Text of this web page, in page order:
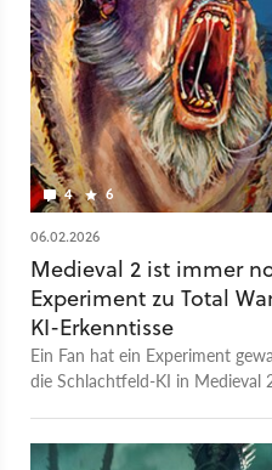
4 6
06.02.2026
Medieval 2 ist immer
Experiment zu Total
KI-Erkenntisse
Ein Fan hat ein Experiment
die Schlachtfeld-KI in Medieval